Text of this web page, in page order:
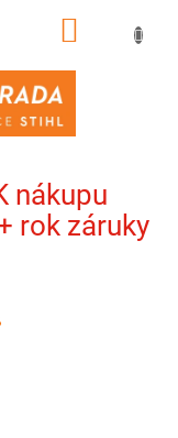
NÁKUPNÍ
nákupu
rok záruky